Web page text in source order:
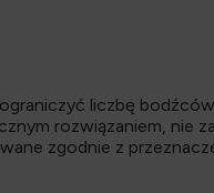
liczbę bodźców
rozwiązaniem, nie
zgodnie z